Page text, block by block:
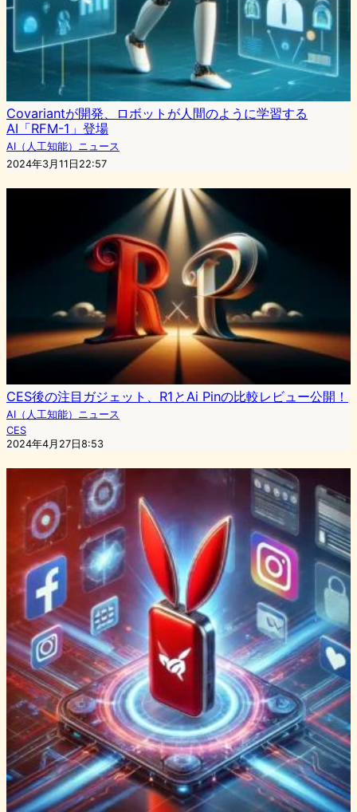
Covariantが開発、ロボットが人間のように学習する
AI「RFM-1」登場
AI（人工知能）ニュース
2024年3月11日22:57
CES後の注目ガジェット、R1とAi Pinの比較レビュー公開！
AI（人工知能）ニュース
CES
2024年4月27日8:53